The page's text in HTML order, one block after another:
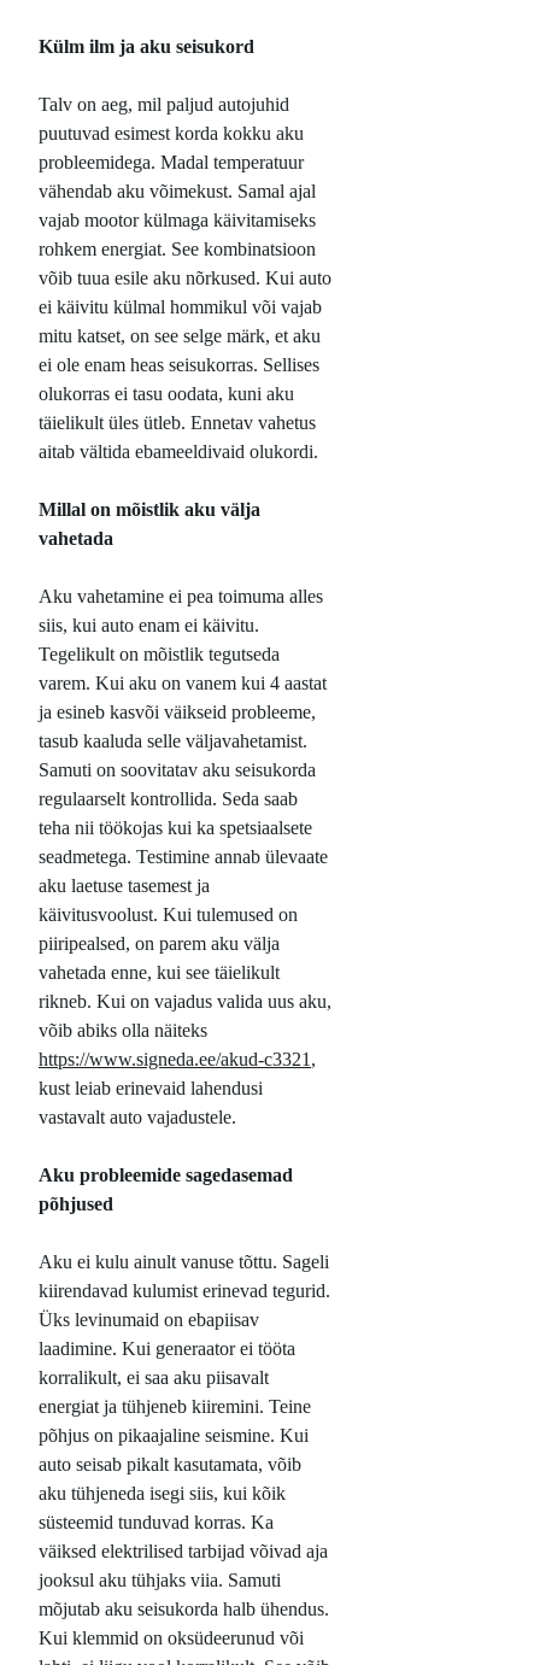
Külm ilm ja aku seisukord
Talv on aeg, mil paljud autojuhid
puutuvad esimest korda kokku aku
probleemidega. Madal temperatuur
vähendab aku võimekust. Samal ajal
vajab mootor külmaga käivitamiseks
rohkem energiat. See kombinatsioon
võib tuua esile aku nõrkused. Kui auto
ei käivitu külmal hommikul või vajab
mitu katset, on see selge märk, et aku
ei ole enam heas seisukorras. Sellises
olukorras ei tasu oodata, kuni aku
täielikult üles ütleb. Ennetav vahetus
aitab vältida ebameeldivaid olukordi.
Millal on mõistlik aku välja
vahetada
Aku vahetamine ei pea toimuma alles
siis, kui auto enam ei käivitu.
Tegelikult on mõistlik tegutseda
varem. Kui aku on vanem kui 4 aastat
ja esineb kasvõi väikseid probleeme,
tasub kaaluda selle väljavahetamist.
Samuti on soovitatav aku seisukorda
regulaarselt kontrollida. Seda saab
teha nii töökojas kui ka spetsiaalsete
seadmetega. Testimine annab ülevaate
aku laetuse tasemest ja
käivitusvoolust. Kui tulemused on
piiripealsed, on parem aku välja
vahetada enne, kui see täielikult
rikneb. Kui on vajadus valida uus aku,
võib abiks olla näiteks
https://www.signeda.ee/akud-c3321 ,
kust leiab erinevaid lahendusi
vastavalt auto vajadustele.
Aku probleemide sagedasemad
põhjused
Aku ei kulu ainult vanuse tõttu. Sageli
kiirendavad kulumist erinevad tegurid.
Üks levinumaid on ebapiisav
laadimine. Kui generaator ei tööta
korralikult, ei saa aku piisavalt
energiat ja tühjeneb kiiremini. Teine
põhjus on pikaajaline seismine. Kui
auto seisab pikalt kasutamata, võib
aku tühjeneda isegi siis, kui kõik
süsteemid tunduvad korras. Ka
väiksed elektrilised tarbijad võivad aja
jooksul aku tühjaks viia. Samuti
mõjutab aku seisukorda halb ühendus.
Kui klemmid on oksüdeerunud või